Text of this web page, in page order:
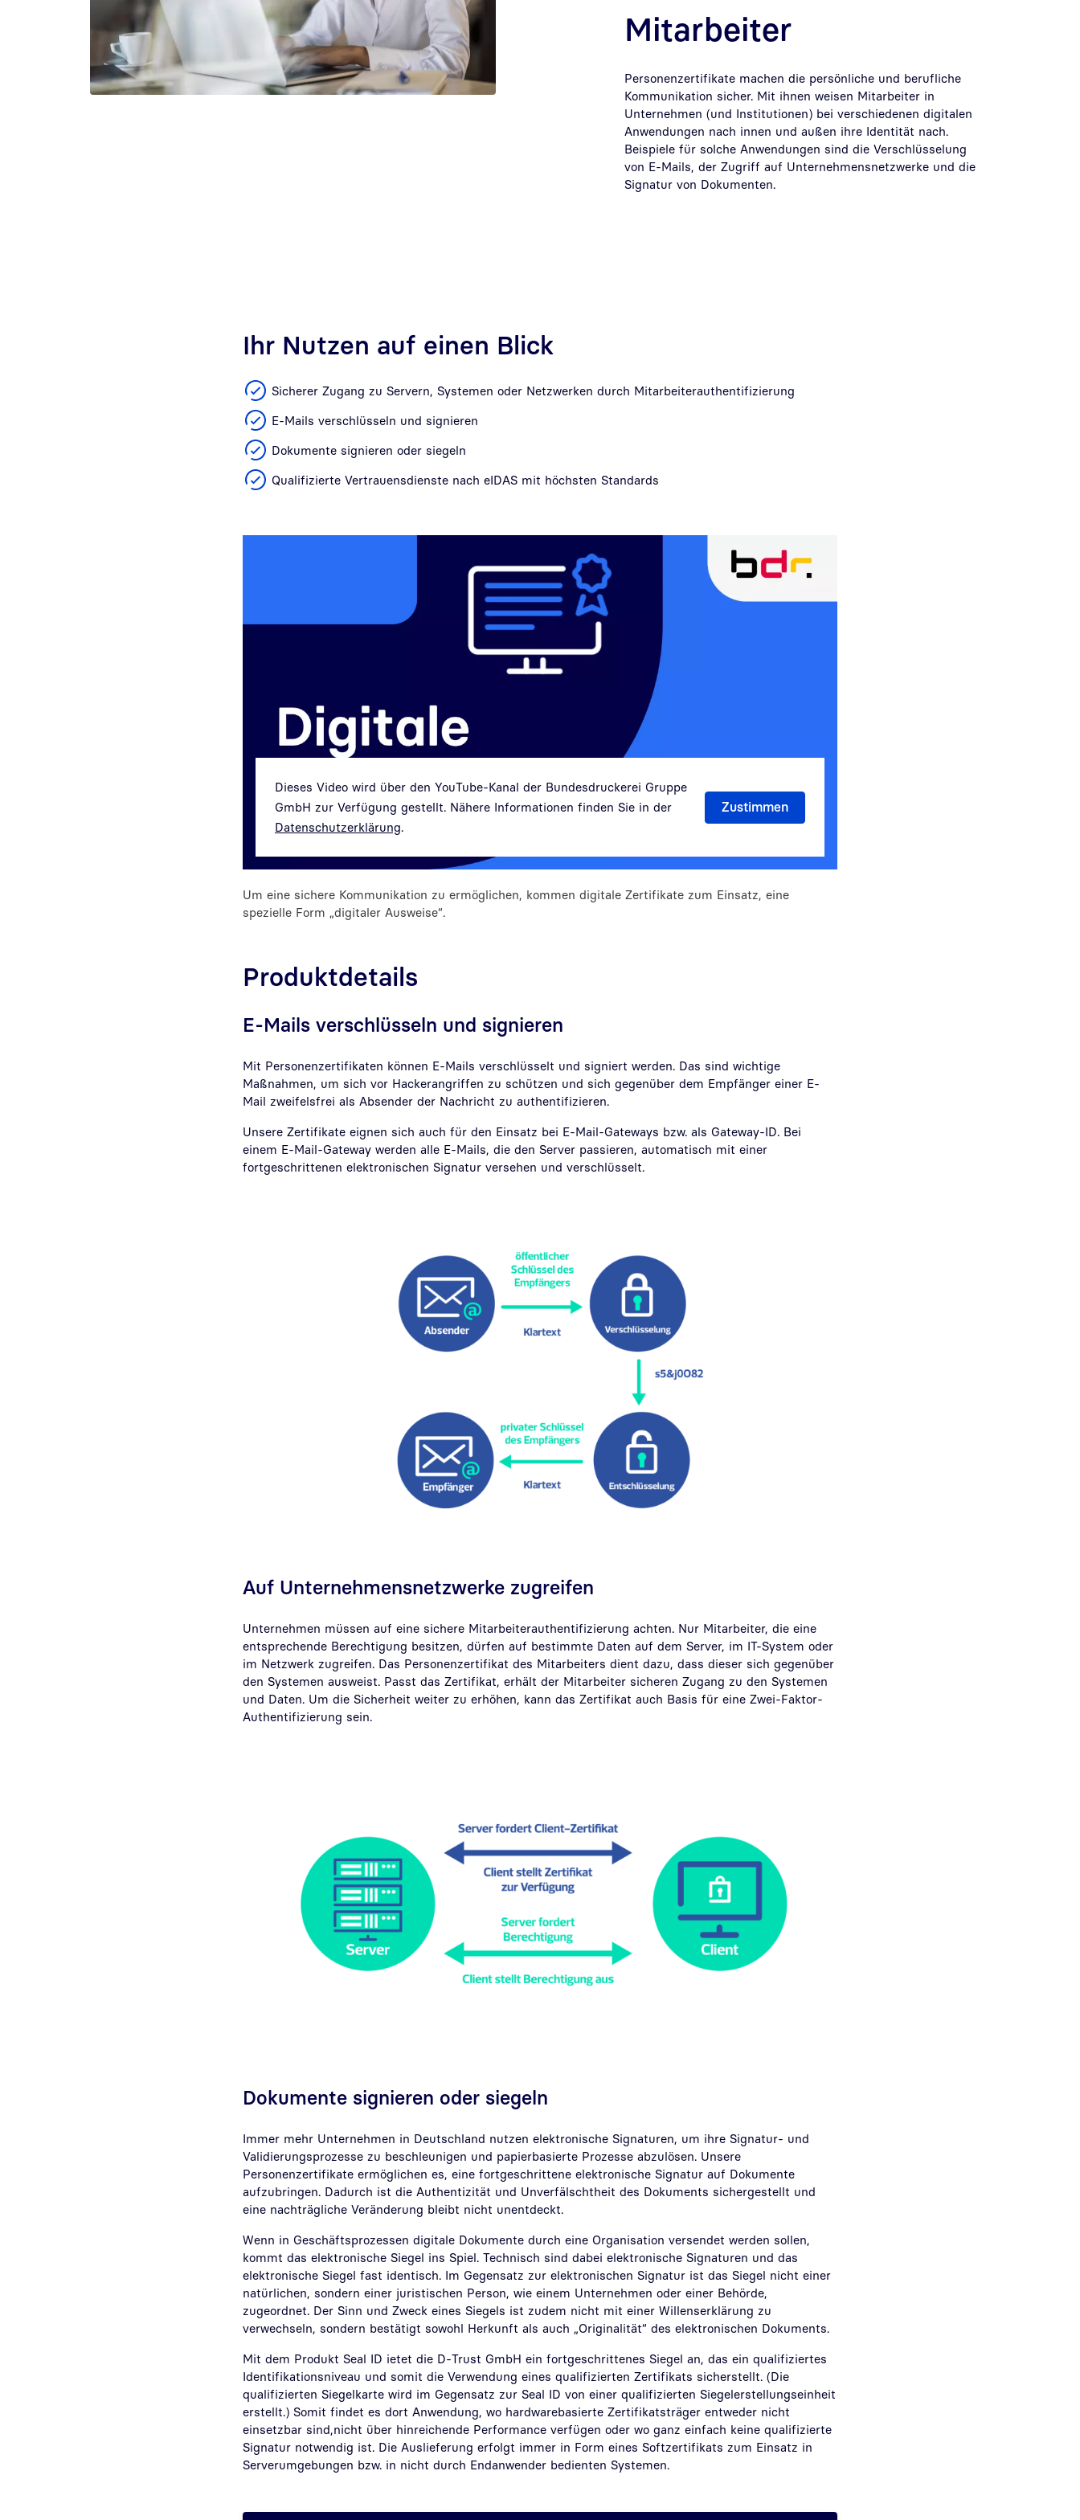
Mitarbeiter
Personenzertifikate machen die persönliche und berufliche
Kommunikation sicher. Mit ihnen weisen Mitarbeiter in
Unternehmen (und Institutionen) bei verschiedenen digitalen
Anwendungen nach innen und außen ihre Identität nach.
Beispiele für solche Anwendungen sind die Verschlüsselung
von E-Mails, der Zugriff auf Unternehmensnetzwerke und die
Signatur von Dokumenten.
Ihr Nutzen auf einen Blick
Sicherer Zugang zu Servern, Systemen oder Netzwerken durch Mitarbeiterauthentifizierung
E-Mails verschlüsseln und signieren
Dokumente signieren oder siegeln
Qualifizierte Vertrauensdienste nach eIDAS mit höchsten Standards
Dieses Video wird über den YouTube-Kanal der Bundesdruckerei Gruppe
GmbH zur Verfügung gestellt. Nähere Informationen finden Sie in der
Datenschutzerklärung.
Um eine sichere Kommunikation zu ermöglichen, kommen digitale Zertifikate zum Einsatz, eine
spezielle Form „digitaler Ausweise“.
Produktdetails
E-Mails verschlüsseln und signieren
Mit Personenzertifikaten können E-Mails verschlüsselt und signiert werden. Das sind wichtige
Maßnahmen, um sich vor Hackerangriffen zu schützen und sich gegenüber dem Empfänger einer E-
Mail zweifelsfrei als Absender der Nachricht zu authentifizieren.
Unsere Zertifikate eignen sich auch für den Einsatz bei E-Mail-Gateways bzw. als Gateway-ID. Bei
einem E-Mail-Gateway werden alle E-Mails, die den Server passieren, automatisch mit einer
fortgeschrittenen elektronischen Signatur versehen und verschlüsselt.
Auf Unternehmensnetzwerke zugreifen
Unternehmen müssen auf eine sichere Mitarbeiterauthentifizierung achten. Nur Mitarbeiter, die eine
entsprechende Berechtigung besitzen, dürfen auf bestimmte Daten auf dem Server, im IT-System oder
im Netzwerk zugreifen. Das Personenzertifikat des Mitarbeiters dient dazu, dass dieser sich gegenüber
den Systemen ausweist. Passt das Zertifikat, erhält der Mitarbeiter sicheren Zugang zu den Systemen
und Daten. Um die Sicherheit weiter zu erhöhen, kann das Zertifikat auch Basis für eine Zwei-Faktor-
Authentifizierung sein.
Dokumente signieren oder siegeln
Immer mehr Unternehmen in Deutschland nutzen elektronische Signaturen, um ihre Signatur- und
Validierungsprozesse zu beschleunigen und papierbasierte Prozesse abzulösen. Unsere
Personenzertifikate ermöglichen es, eine fortgeschrittene elektronische Signatur auf Dokumente
aufzubringen. Dadurch ist die Authentizität und Unverfälschtheit des Dokuments sichergestellt und
eine nachträgliche Veränderung bleibt nicht unentdeckt.
Wenn in Geschäftsprozessen digitale Dokumente durch eine Organisation versendet werden sollen,
kommt das elektronische Siegel ins Spiel. Technisch sind dabei elektronische Signaturen und das
elektronische Siegel fast identisch. Im Gegensatz zur elektronischen Signatur ist das Siegel nicht einer
natürlichen, sondern einer juristischen Person, wie einem Unternehmen oder einer Behörde,
zugeordnet. Der Sinn und Zweck eines Siegels ist zudem nicht mit einer Willenserklärung zu
verwechseln, sondern bestätigt sowohl Herkunft als auch „Originalität“ des elektronischen Dokuments.
Mit dem Produkt Seal ID ietet die D-Trust GmbH ein fortgeschrittenes Siegel an, das ein qualifiziertes
Identifikationsniveau und somit die Verwendung eines qualifizierten Zertifikats sicherstellt. (Die
qualifizierten Siegelkarte wird im Gegensatz zur Seal ID von einer qualifizierten Siegelerstellungseinheit
erstellt.) Somit findet es dort Anwendung, wo hardwarebasierte Zertifikatsträger entweder nicht
einsetzbar sind,nicht über hinreichende Performance verfügen oder wo ganz einfach keine qualifizierte
Signatur notwendig ist. Die Auslieferung erfolgt immer in Form eines Softzertifikats zum Einsatz in
Serverumgebungen bzw. in nicht durch Endanwender bedienten Systemen.